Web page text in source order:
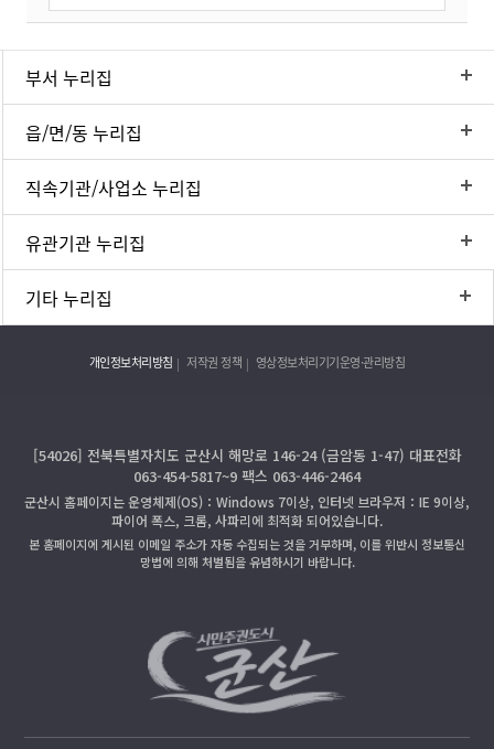
부서 누리집
읍/면/동 누리집
직속기관/사업소 누리집
유관기관 누리집
기타 누리집
개인정보처리방침 저작권 정책 영상정보처리기기운영·관리방침
[54026] 전북특별자치도 군산시 해망로 146-24 (금암동 1-47) 대표전화
063-454-5817~9 팩스 063-446-2464
군산시 홈페이지는 운영체제(OS)：Windows 7이상, 인터넷 브라우저：IE 9이상,
파이어 폭스, 크롬, 사파리에 최적화 되어있습니다.
본 홈페이지에 게시된 이메일 주소가 자동 수집되는 것을 거부하며, 이를 위반시 정보통신
망법에 의해 처벌됨을 유념하시기 바랍니다.